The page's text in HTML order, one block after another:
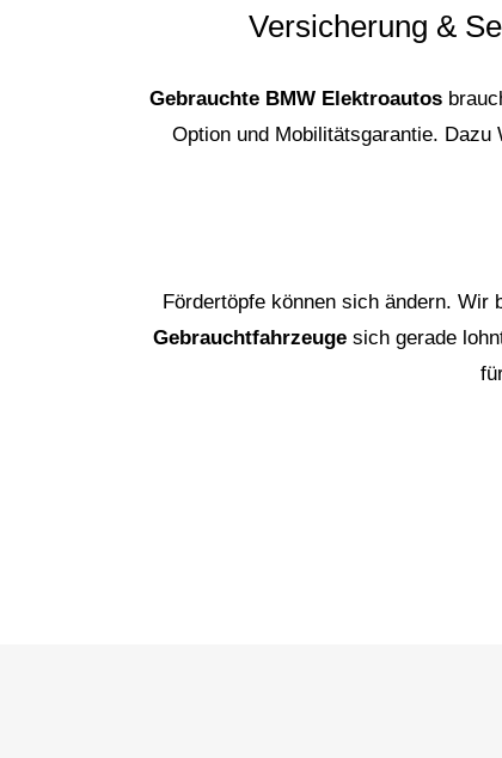
Versicherung &
Gebrauchte BMW Elektroautos
Option und Mobilitätsgarantie.
Fördertöpfe können sich ändern. Wir
Gebrauchtfahrzeugesich gerade